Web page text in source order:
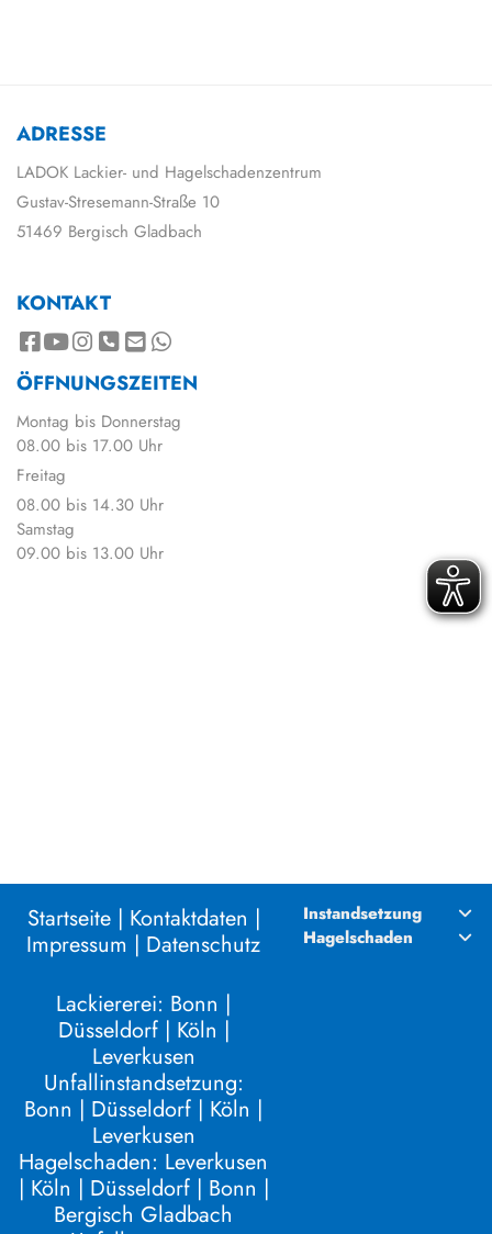
ADRESSE
LADOK Lackier- und Hagelschadenzentrum
Gustav-Stresemann-Straße 10
51469 Bergisch Gladbach
KONTAKT
ÖFFNUNGSZEITEN
Montag bis Donnerstag
08.00 bis 17.00 Uhr
Freitag
08.00 bis 14.30 Uhr
Samstag
09.00 bis 13.00 Uhr
Startseite| Kontaktdaten |
Impressum | Datenschutz
Lackiererei: Bonn |
Düsseldorf| Köln |
Leverkusen
Unfallinstandsetzung:
Bonn | Düsseldorf | Köln |
Leverkusen
Hagelschaden: Leverkusen
| Köln | Düsseldorf| Bonn |
Bergisch Gladbach
Instandsetzung
Hagelschaden